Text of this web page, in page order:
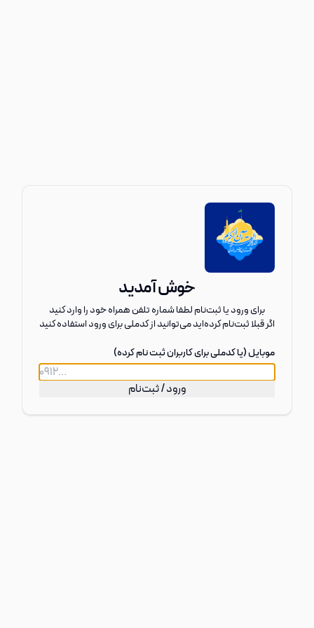
خوش آمدید
برای ورود یا ثبت‌نام لطفا شماره تلفن همراه خود را وارد کنید
اگر قبلا ثبت‌نام کرد‌ه‌اید می‌توانید از کدملی برای ورود استفاده کنید
موبایل (یا کدملی برای کاربران ثبت نام کرده)
ورود / ثبت‌نام